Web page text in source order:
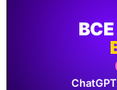
ChatGPT